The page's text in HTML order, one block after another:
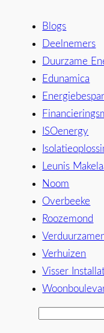
Blogs
Deelnemers
Duurzame
Edunamica
ISOenergy
Leunis
Noom
Overbeeke
Roozemond
Verhuizen
Visser